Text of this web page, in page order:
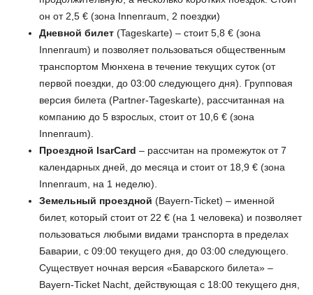
он от 2,5 € (зона Innenraum, 2 поездки)
Дневной билет (Tageskarte) – стоит 5,8 € (зона
Innenraum) и позволяет пользоваться общественным
транспортом Мюнхена в течение текущих суток (от
первой поездки, до 03:00 следующего дня). Групповая
версия билета (Partner-Tageskarte), рассчитанная на
компанию до 5 взрослых, стоит от 10,6 € (зона
Innenraum).
Проездной IsarCard – рассчитан на промежуток от 7
календарных дней, до месяца и стоит от 18,9 € (зона
Innenraum, на 1 неделю).
Земельный проездной (Bayern-Ticket) – именной
билет, который стоит от 22 € (на 1 человека) и позволяет
пользоваться любыми видами транспорта в пределах
Баварии, с 09:00 текущего дня, до 03:00 следующего.
Существует ночная версия «Баварского билета» –
Bayern-Ticket Nacht, действующая с 18:00 текущего дня,